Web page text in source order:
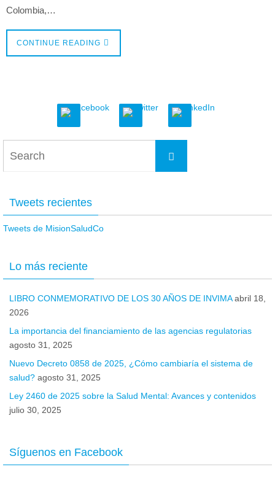
Colombia,…
CONTINUE READING
Tweets recientes
Tweets de MisionSaludCo
Lo más reciente
LIBRO CONMEMORATIVO DE LOS 30 AÑOS DE INVIMA abril 18,
2026
La importancia del financiamiento de las agencias regulatorias
agosto 31, 2025
Nuevo Decreto 0858 de 2025, ¿Cómo cambiaría el sistema de
salud? agosto 31, 2025
Ley 2460 de 2025 sobre la Salud Mental: Avances y contenidos
julio 30, 2025
Síguenos en Facebook